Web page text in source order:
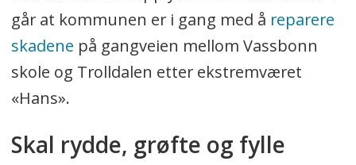
går at kommunen er i gang med å reparere
skadene på gangveien mellom Vassbonn
skole og Trolldalen etter ekstremværet
«Hans».
Skal rydde, grøfte og fylle